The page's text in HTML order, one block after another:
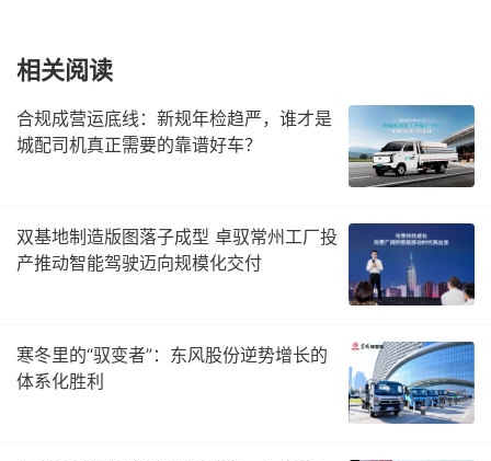
相关阅读
合规成营运底线：新规年检趋严，谁才是
城配司机真正需要的靠谱好车？
双基地制造版图落子成型 卓驭常州工厂投
产推动智能驾驶迈向规模化交付
寒冬里的“驭变者”：东风股份逆势增长的
体系化胜利